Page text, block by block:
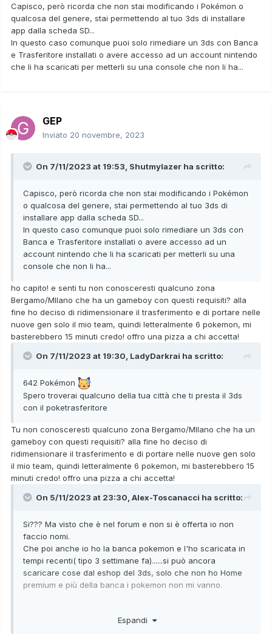
Capisco, però ricorda che non stai modificando i Pokémon o
qualcosa del genere, stai permettendo al tuo 3ds di installare
app dalla scheda SD...
In questo caso comunque puoi solo rimediare un 3ds con Banca
e Trasferitore installati o avere accesso ad un account nintendo
che li ha scaricati per metterli su una console che non li ha...
GEP
Inviato 20 novembre, 2023
On 7/11/2023 at 19:53, Shutmylazer ha scritto:
Capisco, però ricorda che non stai modificando i Pokémon
o qualcosa del genere, stai permettendo al tuo 3ds di
installare app dalla scheda SD...
In questo caso comunque puoi solo rimediare un 3ds con
Banca e Trasferitore installati o avere accesso ad un
account nintendo che li ha scaricati per metterli su una
console che non li ha...
ho capito! e senti tu non conosceresti qualcuno zona
Bergamo/MIlano che ha un gameboy con questi requisiti? alla
fine ho deciso di ridimensionare il trasferimento e di portare nelle
nuove gen solo il mio team, quindi letteralmente 6 pokemon, mi
basterebbero 15 minuti credo! offro una pizza a chi accetta!
On 7/11/2023 at 19:30, LadyDarkrai ha scritto:
642 Pokémon
Spero troverai qualcuno della tua città che ti presta il 3ds
con il poketrasferitore
Tu non conosceresti qualcuno zona Bergamo/MIlano che ha un
gameboy con questi requisiti? alla fine ho deciso di
ridimensionare il trasferimento e di portare nelle nuove gen solo
il mio team, quindi letteralmente 6 pokemon, mi basterebbero 15
minuti credo! offro una pizza a chi accetta!
On 5/11/2023 at 23:30, Alex-Toscanacci ha scritto:
Si??? Ma visto che è nel forum e non si è offerta io non
faccio nomi.
Che poi anche io ho la banca pokemon e l'ho scaricata in
tempi recenti( tipo 3 settimane fa)......si può ancora
scaricare cose dal eshop del 3ds, solo che non ho Home
premium e più della banca i pokemon non mi vanno.
(E poi te hai Home premium? Altrimenti non li trasferisci
Espandi